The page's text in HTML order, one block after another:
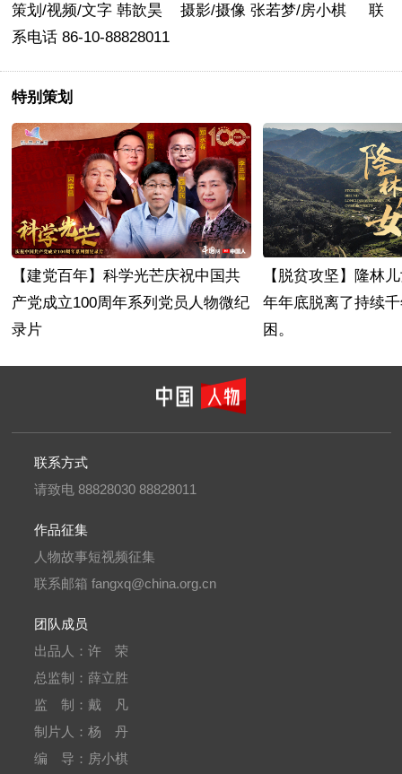
策划/视频/文字 韩歆昊 摄影/摄像 张若梦/房小棋 联
系电话 86-10-88828011
特别策划
【建党百年】科学光芒庆祝中国共
产党成立100周年系列党员人物微纪
录片
【脱贫攻坚】隆林
年年底脱离了持续
困。
联系方式
请致电 88828030 88828011
作品征集
人物故事短视频征集
联系邮箱 fangxq@china.org.cn
团队成员
出品人：许 荣
总监制：薛立胜
监 制：戴 凡
制片人：杨 丹
编 导：房小棋